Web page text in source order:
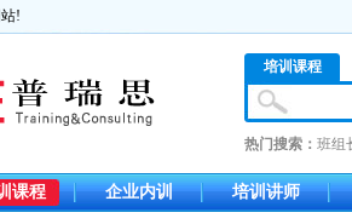
!
培训课程
热门搜索： 班组
课程 企业内训 培训讲师